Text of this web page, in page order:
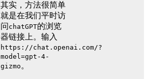
其实，方法很简单
就是在我们平时访
问 chatGPT的浏览
器链接上。输入
https://chat.openai.com/?
model=gpt-4-
gizmo 。